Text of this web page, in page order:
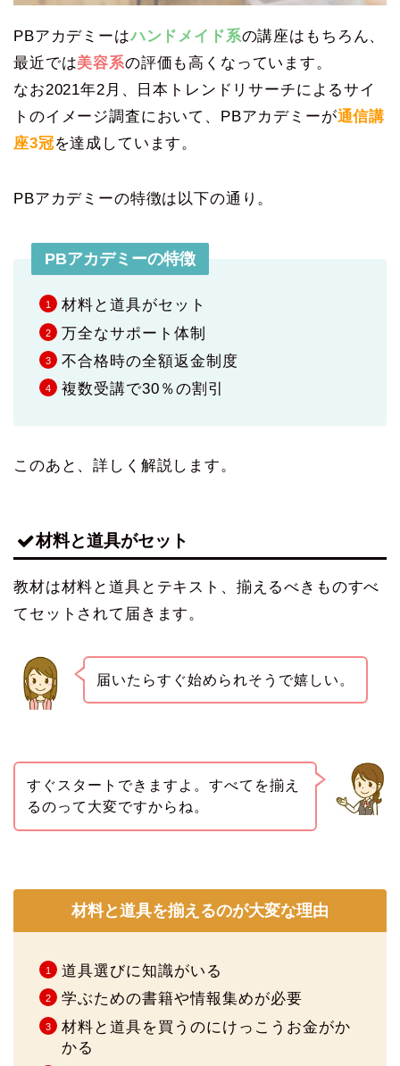
PBアカデミーはハンドメイド系の講座はもちろん、
最近では美容系の評価も高くなっています。
なお2021年2月、日本トレンドリサーチによるサイ
トのイメージ調査において、PBアカデミーが通信講
座3冠を達成しています。
PBアカデミーの特徴は以下の通り。
PBアカデミーの特徴
材料と道具がセット
万全なサポート体制
不合格時の全額返金制度
複数受講で30％の割引
このあと、詳しく解説します。
材料と道具がセット
教材は材料と道具とテキスト、揃えるべきものすべ
てセットされて届きます。
届いたらすぐ始められそうで嬉しい。
すぐスタートできますよ。すべてを揃え
るのって大変ですからね。
材料と道具を揃えるのが大変な理由
道具選びに知識がいる
学ぶための書籍や情報集めが必要
材料と道具を買うのにけっこうお金がか
かる